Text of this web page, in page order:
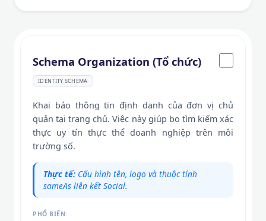
Schema Organization (Tổ chức)
IDENTITY SCHEMA
Khai báo thông tin định danh của đơn vị chủ
quản tại trang chủ. Việc này giúp bọ tìm kiếm xác
thực uy tín thực thể doanh nghiệp trên môi
trường số.
Thực tế: Cấu hình tên, logo và thuộc tính
sameAs liên kết Social.
PHỔ BIẾN: